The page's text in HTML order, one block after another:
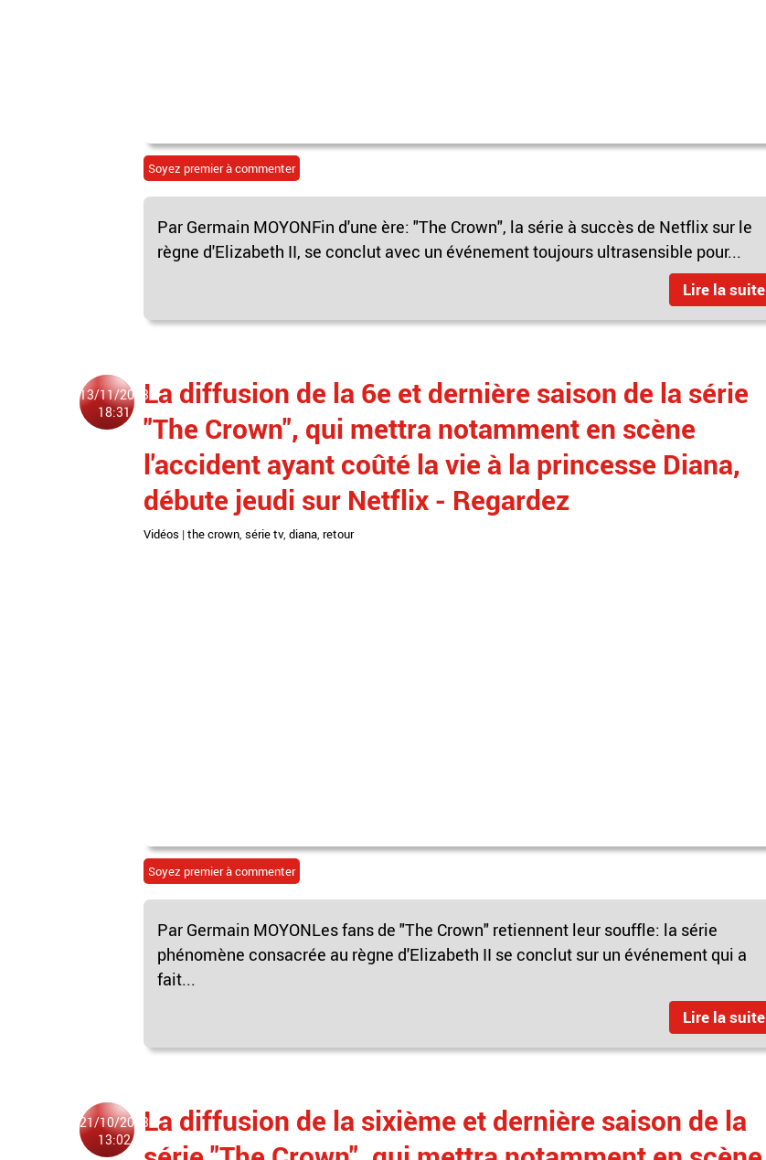
Soyez premier à commenter
Par Germain MOYONFin d'une ère: "The Crown", la série à succès de Netflix sur le
règne d'Elizabeth II, se conclut avec un événement toujours ultrasensible pour...
Lire la suite
13/11/2023
18:31
La diffusion de la 6e et dernière saison de la série
"The Crown", qui mettra notamment en scène
l'accident ayant coûté la vie à la princesse Diana,
débute jeudi sur Netflix - Regardez
Vidéos | the crown série tv, diana retour
Soyez premier à commenter
Par Germain MOYONLes fans de "The Crown" retiennent leur souffle: la série
phénomène consacrée au règne d'Elizabeth II se conclut sur un événement qui a
fait...
Lire la suite
21/10/2023
13:02
La diffusion de la sixième et dernière saison de la